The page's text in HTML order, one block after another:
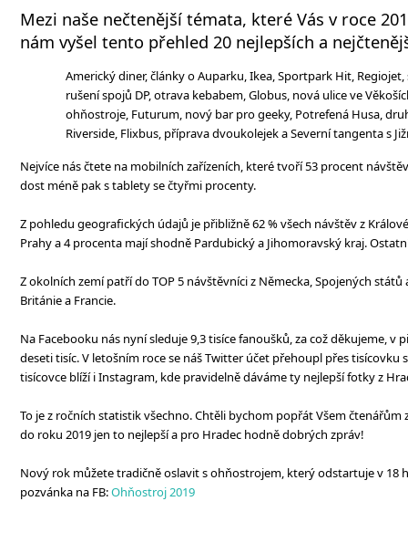
Mezi naše nečtenější témata, které Vás v roce
nám vyšel tento přehled 20 nejlepších a
Americký diner, články o Auparku, Ikea, Sportpark Hit,
rušení spojů DP, otrava kebabem, Globus, nová ulice ve
ohňostroje, Futurum, nový bar pro geeky, Potrefená Husa,
Riverside, Flixbus, příprava dvoukolejek a Severní tangenta s
Nejvíce nás čtete na mobilních zařízeních, které tvoří 53 procent
dost méně pak s tablety se čtyřmi procenty.
Z pohledu geografických údajů je přibližně 62 % všech návštěv z
Prahy a 4 procenta mají shodně Pardubický a Jihomoravský kraj.
Z okolních zemí patří do TOP 5 návštěvníci z Německa, Spojených států
Británie a Francie.
Na Facebooku nás nyní sleduje 9,3 tisíce fanoušků, za což děkujeme, v
deseti tisíc. V letošním roce se náš Twitter účet přehoupl přes tisícovku
tisícovce blíží i Instagram, kde pravidelně dáváme ty nejlepší fotky z
To je z ročních statistik všechno. Chtěli bychom popřát Všem čtenářům
do roku 2019 jen to nejlepší a pro Hradec hodně dobrých zpráv!
Nový rok můžete tradičně oslavit s ohňostrojem, který odstartuje v 18
pozvánka na FB:Ohňostroj 2019